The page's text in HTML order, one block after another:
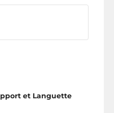
et Languette